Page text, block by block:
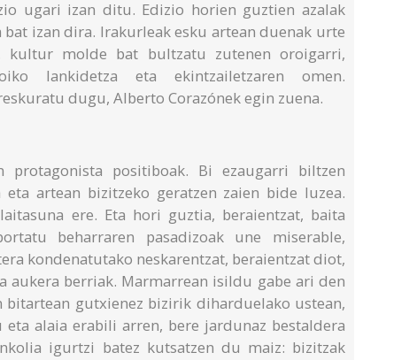
ugari izan ditu. Edizio horien guztien azalak
izan dira. Irakurleak esku artean duenak urte
molde bat bultzatu zutenen oroigarri,
lankidetza eta ekintzailetzaren omen.
dugu, Alberto Corazónek egin zuena.
protagonista positiboak. Bi ezaugarri biltzen
artean bizitzeko geratzen zaien bide luzea.
ere. Eta hori guztia, beraientzat, baita
beharraren pasadizoak une miserable,
kondenatutako neskarentzat, beraientzat diot,
aukera berriak. Marmarrean isildu gabe ari den
gutxienez bizirik diharduelako ustean,
alaia erabili arren, bere jardunaz bestaldera
igurtzi batez kutsatzen du maiz: bizitzak